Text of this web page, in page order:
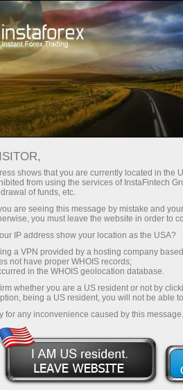
For Traders Forex Analytics
Forex TV
Error loading YouTube:
played
shows that you are currently located in the
from using the services of InstaFintech
of funds, etc.
are seeing this message by mistake and
you must leave the website in order to
IP address show your location as the USA?
a VPN provided by a hosting company
not have proper WHOIS records;
in the WHOIS geolocation database.
whether you are a US resident or not by
being a US resident, you will not be able
for any inconvenience caused by this message.